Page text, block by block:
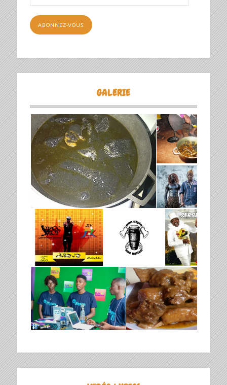
mail
ABONNEZ-VOUS
GALERIE